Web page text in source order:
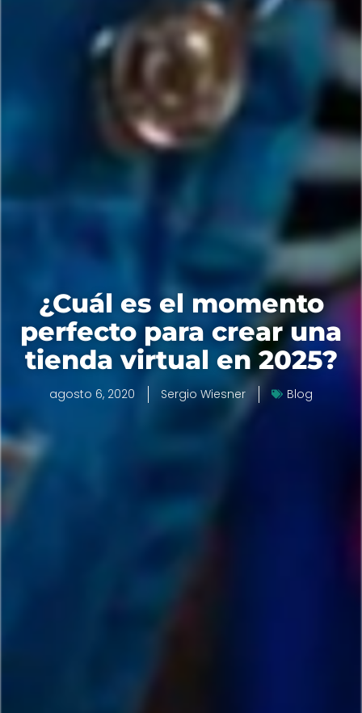
¿Cuál es el momento
perfecto para crear una
tienda virtual en 2025?
agosto 6, 2020 Sergio Wiesner Blog